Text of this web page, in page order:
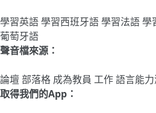
學習英語學習西班牙語學習法語學
葡萄牙語
聲音檔來源：
論壇部落格 成為教員 工作語言能
取得我們的App：